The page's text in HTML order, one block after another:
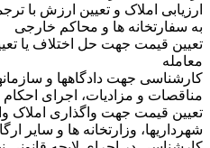
ارزیابی املاک و تعیین ارزش با
به سفارتخانه ها و محاکم خارجی
تعیین قیمت جهت حل اختلاف یا
معامله
کارشناسی جهت دادگاهها و
مناقصات و مزادیات، اجرای احکام ،
تعیین قیمت جهت واگذاری املاک
شهرداریها، وزارتخانه ها و سایر